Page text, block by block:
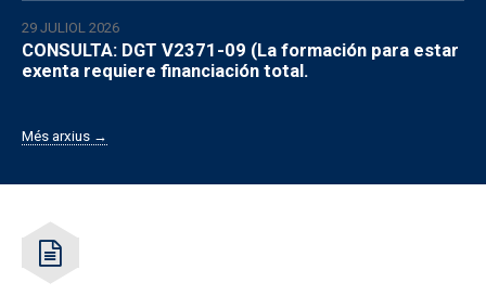
29 JULIOL 2026
CONSULTA: DGT V2371-09 (La formación para estar
exenta requiere financiación total.
Més arxius →